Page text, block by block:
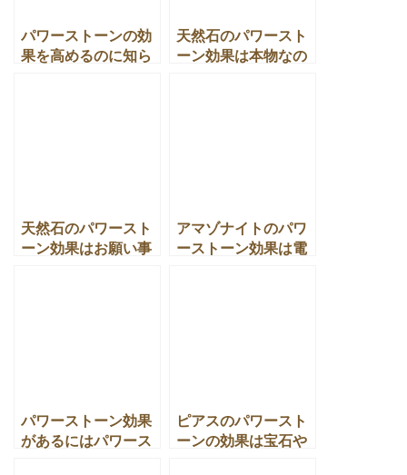
パワーストーンの効
果を高めるのに知ら
天然石のパワースト
ーン効果は本物なの
天然石のパワースト
ーン効果はお願い事
アマゾナイトのパワ
ーストーン効果は電
パワーストーン効果
があるにはパワース
ピアスのパワースト
ーンの効果は宝石や